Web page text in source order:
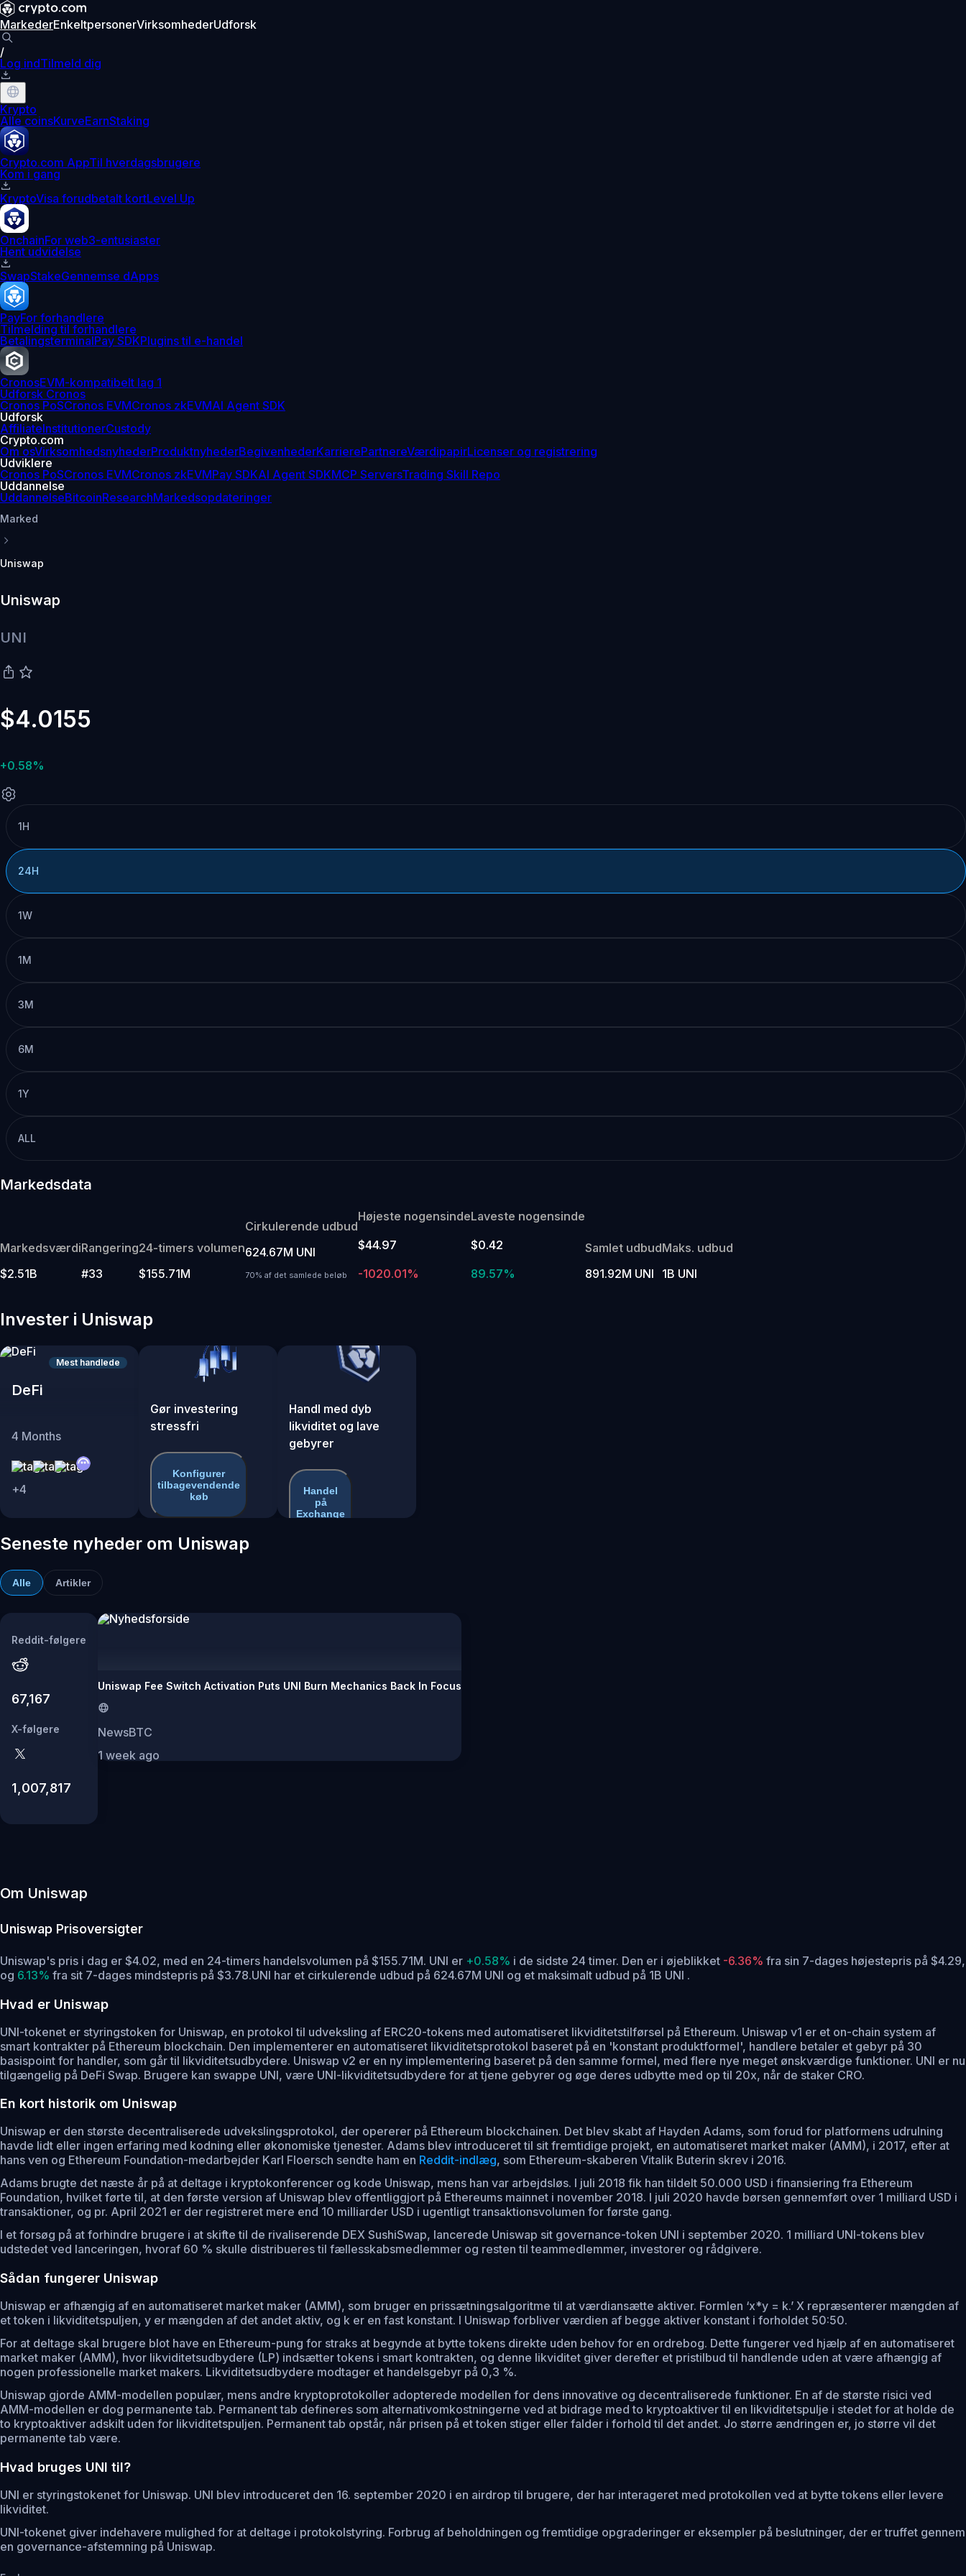
MarkederEnkeltpersonerVirksomhederUdforsk
/
Log indTilmeld dig
Krypto
Alle coinsKurveEarnStaking
Crypto.com AppTil hverdagsbrugere
Kom i gang
KryptoVisa forudbetalt kortLevel Up
OnchainFor web3-entusiaster
Hent udvidelse
SwapStakeGennemse dApps
PayFor forhandlere
Tilmelding til forhandlere
BetalingsterminalPay SDKPlugins til e-handel
CronosEVM-kompatibelt lag 1
Udforsk Cronos
Cronos PoSCronos EVMCronos zkEVMAI Agent SDK
Udforsk
AffiliateInstitutionerCustody
Crypto.com
Om osVirksomhedsnyhederProduktnyhederBegivenhederKarrierePartnereVærdipapirLicenser og registrering
Udviklere
Cronos PoSCronos EVMCronos zkEVMPay SDKAI Agent SDKMCP ServersTrading Skill Repo
Uddannelse
UddannelseBitcoinResearchMarkedsopdateringer
Marked
Uniswap
Uniswap
UNI
$4.0155
+0.58%
1H
24H
1W
1M
3M
6M
1Y
ALL
Markedsdata
Markedsværdi
$2.51B
Rangering
#33
24-timers volumen
$155.71M
Cirkulerende udbud
624.67M UNI
70% af det samlede beløb
Højeste nogensinde
$44.97
-1020.01%
Laveste nogensinde
$0.42
89.57%
Samlet udbud
891.92M UNI
Maks. udbud
1B UNI
Invester i Uniswap
Mest handlede
DeFi
4 Months
+4
Gør investering
stressfri
Konfigurer
tilbagevendende
køb
Handl med dyb
likviditet og lave
gebyrer
Handel
på
Exchange
Seneste nyheder om Uniswap
Alle Artikler
Reddit-følgere
67,167
X-følgere
1,007,817
Uniswap Fee Switch Activation Puts UNI Burn Mechanics Back In Focus
NewsBTC
1 week ago
Om Uniswap
Uniswap Prisoversigter
Uniswap's pris i dag er $4.02, med en 24-timers handelsvolumen på $155.71M. UNI er +0.58% i de sidste 24 timer. Den er i øjeblikket -6.36% fra sin 7-dages højestepris på $4.29,
og 6.13% fra sit 7-dages mindstepris på $3.78.UNI har et cirkulerende udbud på 624.67M UNI og et maksimalt udbud på 1B UNI .
Hvad er Uniswap
UNI-tokenet er styringstoken for Uniswap, en protokol til udveksling af ERC20-tokens med automatiseret likviditetstilførsel på Ethereum. Uniswap v1 er et on-chain system af
smart kontrakter på Ethereum blockchain. Den implementerer en automatiseret likviditetsprotokol baseret på en 'konstant produktformel', handlere betaler et gebyr på 30
basispoint for handler, som går til likviditetsudbydere. Uniswap v2 er en ny implementering baseret på den samme formel, med flere nye meget ønskværdige funktioner. UNI er nu
tilgængelig på DeFi Swap. Brugere kan swappe UNI, være UNI-likviditetsudbydere for at tjene gebyrer og øge deres udbytte med op til 20x, når de staker CRO.
En kort historik om Uniswap
Uniswap er den største decentraliserede udvekslingsprotokol, der opererer på Ethereum blockchainen. Det blev skabt af Hayden Adams, som forud for platformens udrulning
havde lidt eller ingen erfaring med kodning eller økonomiske tjenester. Adams blev introduceret til sit fremtidige projekt, en automatiseret market maker (AMM), i 2017, efter at
hans ven og Ethereum Foundation-medarbejder Karl Floersch sendte ham en Reddit-indlæg, som Ethereum-skaberen Vitalik Buterin skrev i 2016.
Adams brugte det næste år på at deltage i kryptokonferencer og kode Uniswap, mens han var arbejdsløs. I juli 2018 fik han tildelt 50.000 USD i finansiering fra Ethereum
Foundation, hvilket førte til, at den første version af Uniswap blev offentliggjort på Ethereums mainnet i november 2018. I juli 2020 havde børsen gennemført over 1 milliard USD i
transaktioner, og pr. April 2021 er der registreret mere end 10 milliarder USD i ugentligt transaktionsvolumen for første gang.
I et forsøg på at forhindre brugere i at skifte til de rivaliserende DEX SushiSwap, lancerede Uniswap sit governance-token UNI i september 2020. 1 milliard UNI-tokens blev
udstedet ved lanceringen, hvoraf 60 % skulle distribueres til fællesskabsmedlemmer og resten til teammedlemmer, investorer og rådgivere.
Sådan fungerer Uniswap
Uniswap er afhængig af en automatiseret market maker (AMM), som bruger en prissætningsalgoritme til at værdiansætte aktiver. Formlen ‘x*y = k.’ X repræsenterer mængden af
et token i likviditetspuljen, y er mængden af det andet aktiv, og k er en fast konstant. I Uniswap forbliver værdien af begge aktiver konstant i forholdet 50:50.
For at deltage skal brugere blot have en Ethereum-pung for straks at begynde at bytte tokens direkte uden behov for en ordrebog. Dette fungerer ved hjælp af en automatiseret
market maker (AMM), hvor likviditetsudbydere (LP) indsætter tokens i smart kontrakten, og denne likviditet giver derefter et pristilbud til handlende uden at være afhængig af
nogen professionelle market makers. Likviditetsudbydere modtager et handelsgebyr på 0,3 %.
Uniswap gjorde AMM-modellen populær, mens andre kryptoprotokoller adopterede modellen for dens innovative og decentraliserede funktioner. En af de største risici ved
AMM-modellen er dog permanente tab. Permanent tab defineres som alternativomkostningerne ved at bidrage med to kryptoaktiver til en likviditetspulje i stedet for at holde de
to kryptoaktiver adskilt uden for likviditetspuljen. Permanent tab opstår, når prisen på et token stiger eller falder i forhold til det andet. Jo større ændringen er, jo større vil det
permanente tab være.
Hvad bruges UNI til?
UNI er styringstokenet for Uniswap. UNI blev introduceret den 16. september 2020 i en airdrop til brugere, der har interageret med protokollen ved at bytte tokens eller levere
likviditet.
UNI-tokenet giver indehavere mulighed for at deltage i protokolstyring. Forbrug af beholdningen og fremtidige opgraderinger er eksempler på beslutninger, der er truffet gennem
en governance-afstemning på Uniswap.